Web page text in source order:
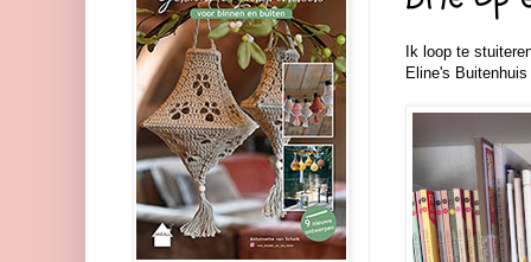
Ik loop te
Eline's